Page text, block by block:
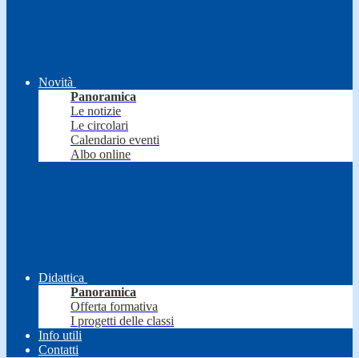
Novità
Panoramica
Le notizie
Le circolari
Calendario eventi
Albo online
Didattica
Panoramica
Offerta formativa
I progetti delle classi
Info utili
Contatti